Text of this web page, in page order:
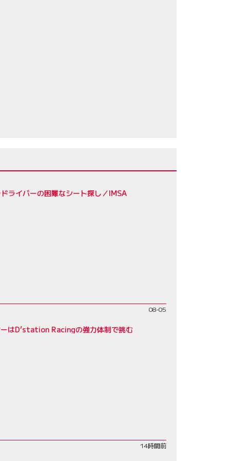
ェームス・カラド
ライバーの困難なシート探し／IMSA
08-05
はD’station Racingの強力体制で挑む
14時間前